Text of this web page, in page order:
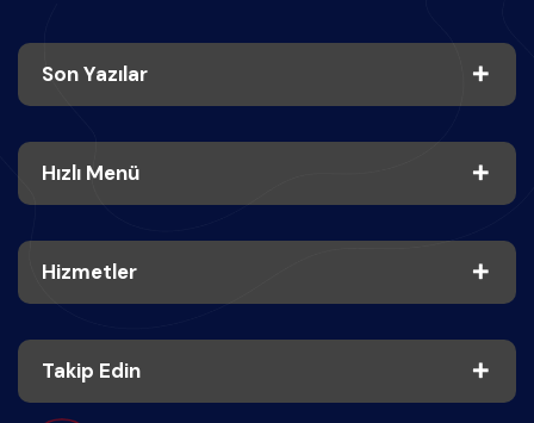
Son Yazılar
Hızlı Menü
Hizmetler
Takip Edin